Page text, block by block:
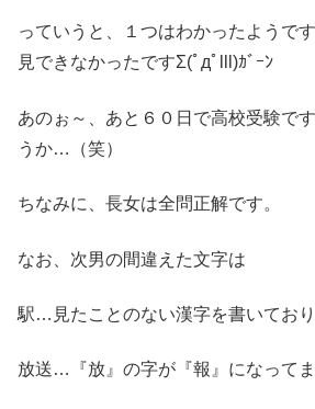
っていうと、１つはわかったようで
見できなかったですΣ(ﾟдﾟlll)ｶﾞｰﾝ
あのぉ～、あと６０日で高校受験で
うか…（笑）
ちなみに、長女は全問正解です。
なお、次男の間違えた文字は
駅…見たことのない漢字を書いており
放送…『放』の字が『報』になって